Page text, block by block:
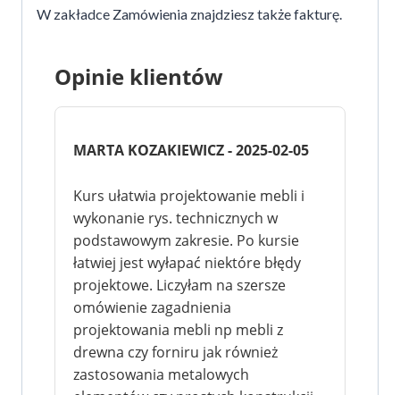
W zakładce Zamówienia znajdziesz także fakturę.
Opinie klientów
MARTA KOZAKIEWICZ - 2025-02-05
Kurs ułatwia projektowanie mebli i
wykonanie rys. technicznych w
podstawowym zakresie. Po kursie
łatwiej jest wyłapać niektóre błędy
projektowe. Liczyłam na szersze
omówienie zagadnienia
projektowania mebli np mebli z
drewna czy forniru jak również
zastosowania metalowych